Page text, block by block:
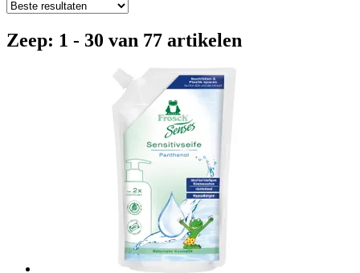
Zeep: 1 - 30 van 77 artikelen